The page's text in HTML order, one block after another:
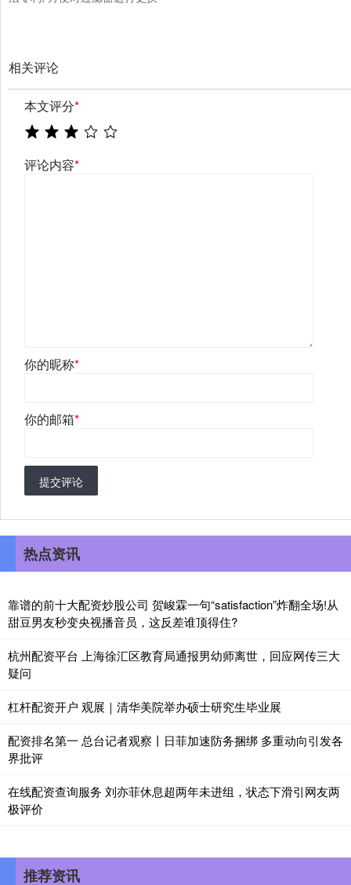
相关评论
本文评分*
评论内容*
你的昵称*
你的邮箱*
提交评论
热点资讯
靠谱的前十大配资炒股公司 贺峻霖一句“satisfaction”炸翻全场!从
甜豆男友秒变央视播音员，这反差谁顶得住?
杭州配资平台 上海徐汇区教育局通报男幼师离世，回应网传三大
疑问
杠杆配资开户 观展｜清华美院举办硕士研究生毕业展
配资排名第一 总台记者观察丨日菲加速防务捆绑 多重动向引发各
界批评
在线配资查询服务 刘亦菲休息超两年未进组，状态下滑引网友两
极评价
推荐资讯